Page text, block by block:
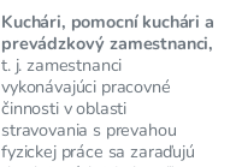
Kuchári, pomocní kuchári a
prevádzkový zamestnanci,
t. j. zamestnanci
vykonávajúci pracovné
činnosti v oblasti
stravovania s prevahou
fyzickej práce sa zaraďujú